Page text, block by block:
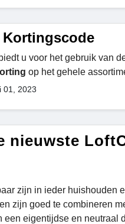
Kortingscode
biedt u voor het gebruik van
op het gehele
01, 2023
nieuwste
zijn in ieder huishouden
zijn goed te combineren
eigentijdse en neutraal